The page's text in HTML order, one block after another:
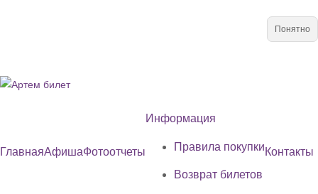
Понятно
ГлавнаяАфишаФотоотчеты
Информация
Правила покупки
Возврат билетов
Контакты